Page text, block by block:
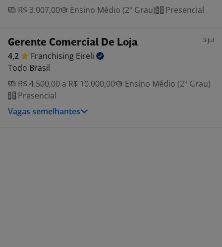
R$ 3.007,00
Ensino Médio (2º Grau) Presencial
Gerente Comercial De Loja 3 jul
4,2 Franchising Eireli
Todo Brasil
R$ 4.500,00 a R$ 10.000,00
Ensino Médio (2º Grau)
Presencial
Vagas semelhantes